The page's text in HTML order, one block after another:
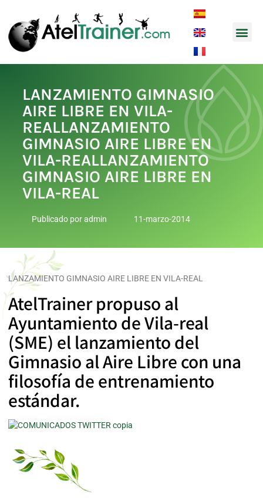
LANZAMIENTO GIMNASIO
AIRE LIBRE EN VILA-
REALLANZAMIENTO
GIMNASIO AIRE LIBRE EN
VILA-REALLANZAMIENTO
GIMNASIO AIRE LIBRE EN
VILA-REAL
Publicado poradmin 11-marzo-2014
LANZAMIENTO GIMNASIO AIRE LIBRE EN VILA-REAL
AtelTrainer propuso al
Ayuntamiento de Vila-real
(SME) el lanzamiento del
Gimnasio al Aire Libre con una
filosofía de entrenamiento
estándar.